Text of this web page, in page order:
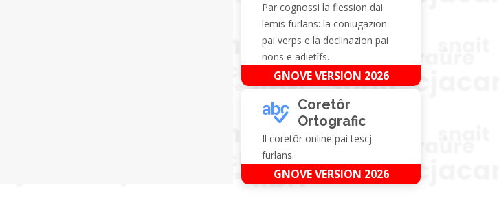
Par cognossi la flession dai
lemis furlans: la coniugazion
pai verps e la declinazion pai
nons e adietîfs.
GNOVE VERSION 2026
Coretôr
Ortografic
Il coretôr online pai tescj
furlans.
GNOVE VERSION 2026